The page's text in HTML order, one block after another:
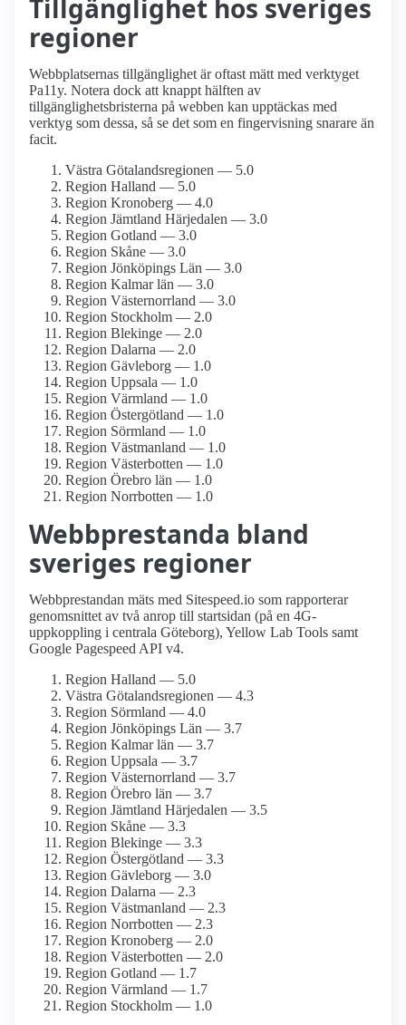
Tillgänglighet hos sveriges
regioner
Webbplatsernas tillgänglighet är oftast mätt med verktyget
Pa11y. Notera dock att knappt hälften av
tillgänglighetsbristerna på webben kan upptäckas med
verktyg som dessa, så se det som en fingervisning snarare än
facit.
Västra Götalandsregionen — 5.0
Region Halland — 5.0
Region Kronoberg — 4.0
Region Jämtland Härjedalen — 3.0
Region Gotland — 3.0
Region Skåne — 3.0
Region Jönköpings Län — 3.0
Region Kalmar län — 3.0
Region Västernorrland — 3.0
Region Stockholm — 2.0
Region Blekinge — 2.0
Region Dalarna — 2.0
Region Gävleborg — 1.0
Region Uppsala — 1.0
Region Värmland — 1.0
Region Östergötland — 1.0
Region Sörmland — 1.0
Region Västmanland — 1.0
Region Västerbotten — 1.0
Region Örebro län — 1.0
Region Norrbotten — 1.0
Webbprestanda bland
sveriges regioner
Webbprestandan mäts med Sitespeed.io som rapporterar
genomsnittet av två anrop till startsidan (på en 4G-
uppkoppling i centrala Göteborg), Yellow Lab Tools samt
Google Pagespeed API v4.
Region Halland — 5.0
Västra Götalandsregionen — 4.3
Region Sörmland — 4.0
Region Jönköpings Län — 3.7
Region Kalmar län — 3.7
Region Uppsala — 3.7
Region Västernorrland — 3.7
Region Örebro län — 3.7
Region Jämtland Härjedalen — 3.5
Region Skåne — 3.3
Region Blekinge — 3.3
Region Östergötland — 3.3
Region Gävleborg — 3.0
Region Dalarna — 2.3
Region Västmanland — 2.3
Region Norrbotten — 2.3
Region Kronoberg — 2.0
Region Västerbotten — 2.0
Region Gotland — 1.7
Region Värmland — 1.7
Region Stockholm — 1.0